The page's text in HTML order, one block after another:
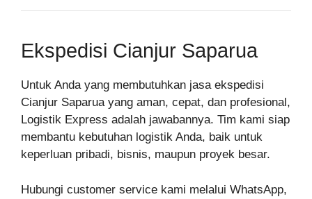
Ekspedisi Cianjur Saparua
Untuk Anda yang membutuhkan jasa ekspedisi
Cianjur Saparua yang aman, cepat, dan profesional,
Logistik Express adalah jawabannya. Tim kami siap
membantu kebutuhan logistik Anda, baik untuk
keperluan pribadi, bisnis, maupun proyek besar.
Hubungi customer service kami melalui WhatsApp,